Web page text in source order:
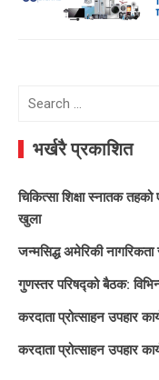
Search
भर्खरै प्रकाशित
चिकित्सा शिक्षा स्नातक
खुला
जन्मसिद्ध अमेरिकी
गुणस्तर परिषद्को बैठक:
करदाता प्रोत्साहन उपहार
करदाता प्रोत्साहन उपहार